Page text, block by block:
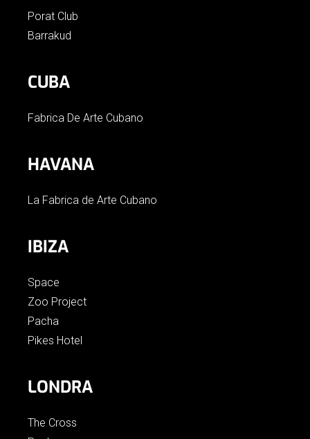
Porat Club
Barrakud
CUBA
Fabrica De Arte Cubano
HAVANA
La Fabrica de Arte Cubano
IBIZA
Space
Zoo Project
Pacha
Pikes Hotel
LONDRA
The Cross